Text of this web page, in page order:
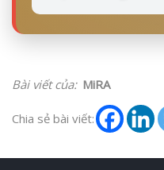
Bài viết của: MiRA
Chia sẻ bài viết: